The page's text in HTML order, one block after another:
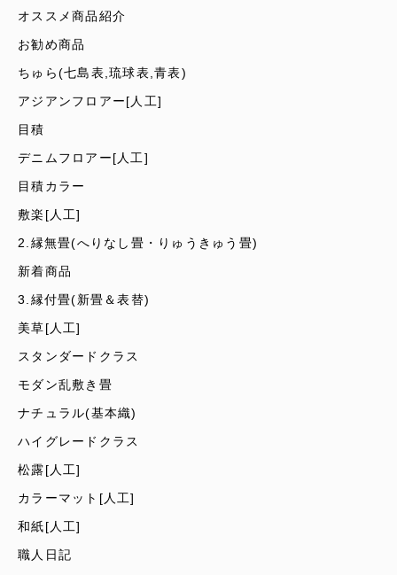
オススメ商品紹介
お勧め商品
ちゅら(七島表,琉球表,青表)
アジアンフロアー[人工]
目積
デニムフロアー[人工]
目積カラー
敷楽[人工]
2.縁無畳(へりなし畳・りゅうきゅう畳)
新着商品
3.縁付畳(新畳＆表替)
美草[人工]
スタンダードクラス
モダン乱敷き畳
ナチュラル(基本織)
ハイグレードクラス
松露[人工]
カラーマット[人工]
和紙[人工]
職人日記